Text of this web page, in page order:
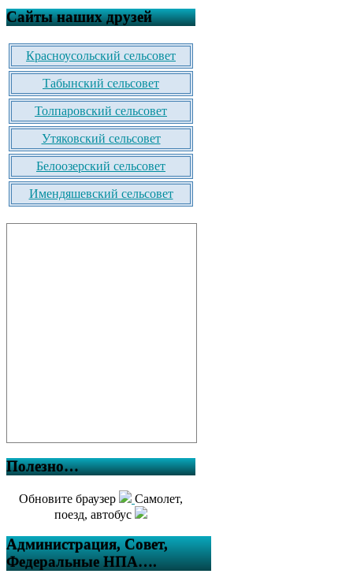
Сайты наших друзей
Красноусольский сельсовет
Табынский сельсовет
Толпаровский сельсовет
Утяковский сельсовет
Белоозерский сельсовет
Имендяшевский сельсовет
Полезно…
Обновите браузер
Самолет,
поезд, автобус
Администрация, Совет,
Федеральные НПА….